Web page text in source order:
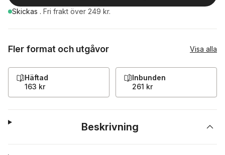
Skickas . Fri frakt över 249 kr.
Fler format och utgåvor Visa alla
Häftad
163 kr
Inbunden
261 kr
Beskrivning